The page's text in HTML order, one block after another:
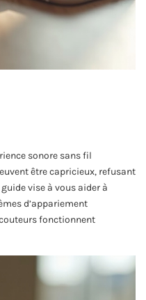
sonore sans fil
être capricieux, refusant
vise à vous aider à
d’appariement
fonctionnent